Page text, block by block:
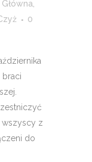
,
0
wszyscy z
do